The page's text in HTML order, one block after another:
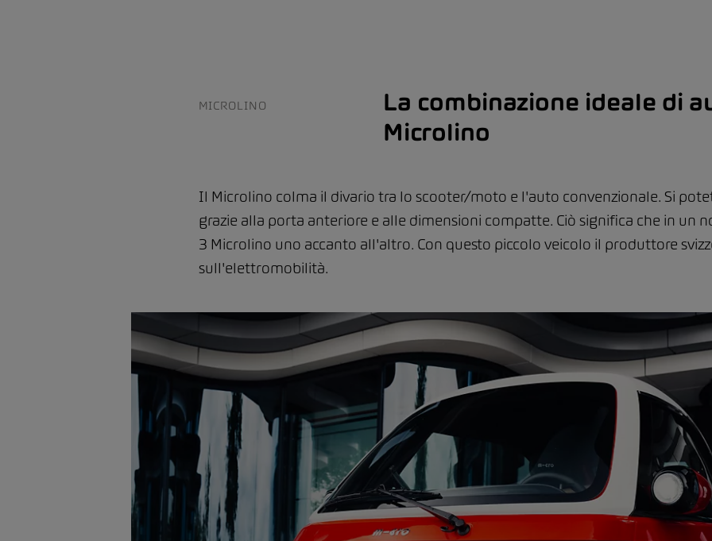
MICROLINO
La combinazione ideale di
Microlino
Il Microlino colma il divario tra lo scooter/moto e l'auto convenzionale. Si
grazie alla porta anteriore e alle dimensioni compatte. Ciò significa che in un
3 Microlino uno accanto all'altro. Con questo piccolo veicolo il produttore
sull'elettromobilità.